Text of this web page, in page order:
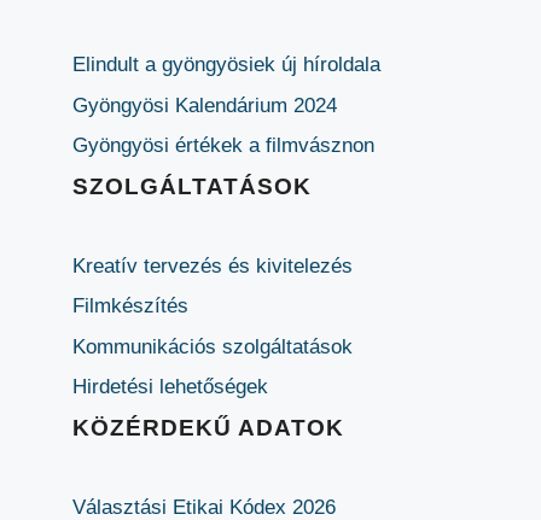
Elindult a gyöngyösiek új híroldala
Gyöngyösi Kalendárium 2024
Gyöngyösi értékek a filmvásznon
SZOLGÁLTATÁSOK
Kreatív tervezés és kivitelezés
Filmkészítés
Kommunikációs szolgáltatások
Hirdetési lehetőségek
KÖZÉRDEKŰ ADATOK
Választási Etikai Kódex 2026